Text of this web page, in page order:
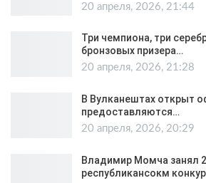
20 апреля, 2026, 21:44
Три чемпиона, три
бронзовых призера…
20 апреля, 2026, 21:28
В Вулканештах открыт
предоставляются…
20 апреля, 2026, 20:29
Владимир Момча занял
республикансокм